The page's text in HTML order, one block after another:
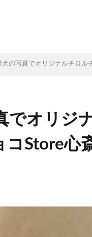
犬の写真でオリジナルチロ
でオリジ
Store心